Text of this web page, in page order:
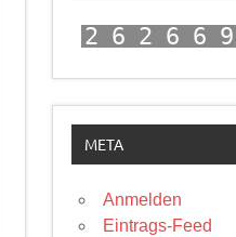
262669
META
Anmelden
Eintrags-Feed